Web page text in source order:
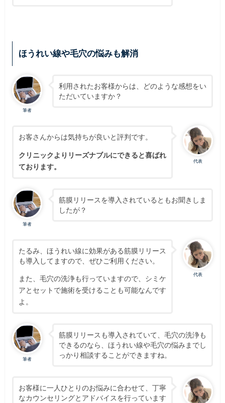
ほうれい線や毛穴の悩みも解消
筆者
利用されたお客様からは、どのような感想をい
ただいていますか？
代表
お客さんからは気持ちが良いと評判です。
クリニックよりリーズナブルにできると喜ばれ
ております。
筆者
筋膜リリースを導入されているともお聞きしま
したが？
代表
たるみ、ほうれい線に効果がある筋膜リリース
も導入してますので、ぜひご利用ください。
また、毛穴の洗浄も行っていますので、シミケ
アとセットで施術を受けることも可能なんです
よ。
筆者
筋膜リリースも導入されていて、毛穴の洗浄も
できるのなら、ほうれい線や毛穴の悩みまでし
っかり相談することができますね。
お客様に一人ひとりのお悩みに合わせて、丁寧
なカウンセリングとアドバイスを行っています